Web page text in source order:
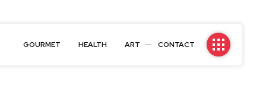
GOURMET HEALTH ART CONTACT